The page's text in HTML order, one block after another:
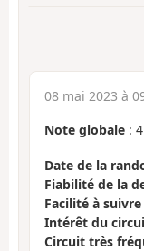
08 mai 2023 à
Note globale :
Date de la
Fiabilité de la
Facilité à
Intérêt du
Circuit très